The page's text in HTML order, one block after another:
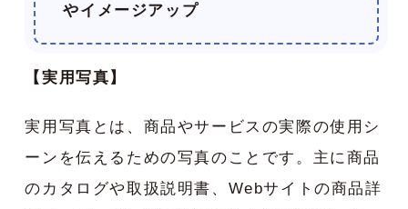
やイメージアップ
【実用写真】
実用写真とは、商品やサービスの実際の使用シ
ーンを伝えるための写真のことです。主に商品
のカタログや取扱説明書、Webサイトの商品詳